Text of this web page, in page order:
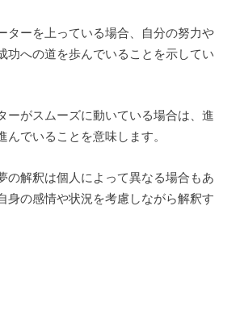
ターを上っている場合、自分の努力や
功への道を歩んでいることを示してい
ーがスムーズに動いている場合は、進
んでいることを意味します。
の解釈は個人によって異なる場合もあ
身の感情や状況を考慮しながら解釈す